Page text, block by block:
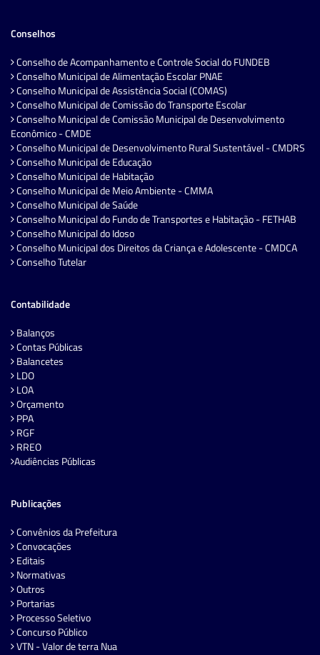
Conselhos
Conselho de Acompanhamento e Controle Social do FUNDEB
Conselho Municipal de Alimentação Escolar PNAE
Conselho Municipal de Assistência Social (COMAS)
Conselho Municipal de Comissão do Transporte Escolar
Conselho Municipal de Comissão Municipal de Desenvolvimento
Econômico - CMDE
Conselho Municipal de Desenvolvimento Rural Sustentável - CMDRS
Conselho Municipal de Educação
Conselho Municipal de Habitação
Conselho Municipal de Meio Ambiente - CMMA
Conselho Municipal de Saúde
Conselho Municipal do Fundo de Transportes e Habitação - FETHAB
Conselho Municipal do Idoso
Conselho Municipal dos Direitos da Criança e Adolescente - CMDCA
Conselho Tutelar
Contabilidade
Balanços
Contas Públicas
Balancetes
LDO
LOA
Orçamento
PPA
RGF
RREO
Audiências Públicas
Publicações
Convênios da Prefeitura
Convocações
Editais
Normativas
Outros
Portarias
Processo Seletivo
Concurso Público
VTN - Valor de terra Nua